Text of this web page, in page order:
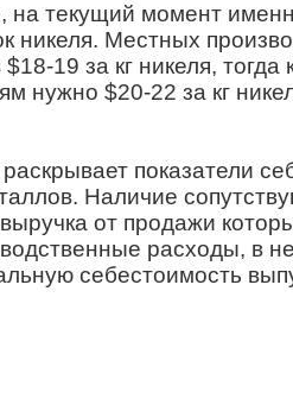
на текущий момент
никеля. Местных
19 за кг никеля, тогда
нужно $20-22 за кг
показатели
Наличие
от продажи
расходы, в
себестоимость